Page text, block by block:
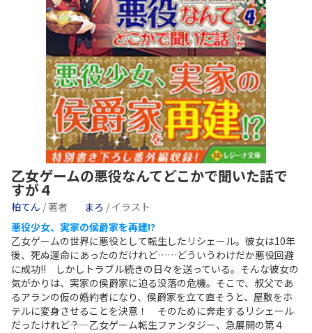
乙女ゲームの悪役なんてどこかで聞いた話で
すが４
柏てん / 著者 まろ / イラスト
悪役少女、実家の侯爵家を再建!?
乙女ゲームの世界に悪役として転生したリシェール。彼女は10年
後、死ぬ運命にあったのだけれど……どういうわけだか悪役回避
に成功!! しかしトラブル続きの日々を送っている。そんな彼女の
気がかりは、実家の侯爵家に迫る没落の危機。そこで、叔父であ
るアランの仮の婚約者になり、侯爵家を立て直そうと、屋敷をホ
テルに変身させることを決意！ そのために奔走するリシェール
だったけれど――？ 乙女ゲーム転生ファンタジー、急展開の第４